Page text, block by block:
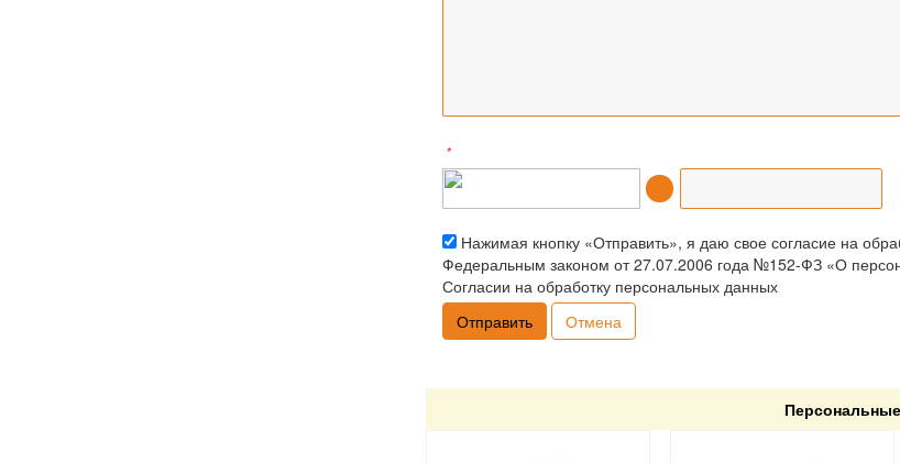
*
Нажимая кнопку «Отправить», я даю свое согласие на
Федеральным законом от 27.07.2006 года №152-ФЗ «О
Согласии на обработку персональных данных
Отмена